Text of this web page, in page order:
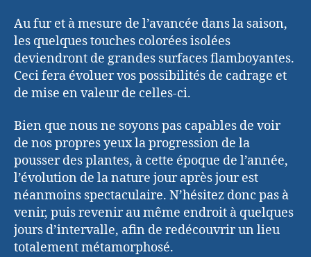
Au fur et à mesure de l’avancée dans la saison,
les quelques touches colorées isolées
deviendront de grandes surfaces flamboyantes.
Ceci fera évoluer vos possibilités de cadrage et
de mise en valeur de celles-ci.
Bien que nous ne soyons pas capables de voir
de nos propres yeux la progression de la
pousser des plantes, à cette époque de l’année,
l’évolution de la nature jour après jour est
néanmoins spectaculaire. N’hésitez donc pas à
venir, puis revenir au même endroit à quelques
jours d’intervalle, afin de redécouvrir un lieu
totalement métamorphosé.